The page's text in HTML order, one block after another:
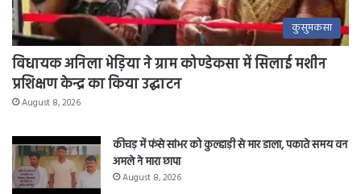
कुसुमकसा
विधायक अनिला भेड़िया ने ग्राम कोण्डेकसा में सिलाई मशीन
प्रशिक्षण केन्द्र का किया उद्घाटन
August 8, 2026
कीचड़ में फंसे सांभर को कुल्हाड़ी से मार डाला, पकाते समय वन
अमले ने मारा छापा
August 8, 2026